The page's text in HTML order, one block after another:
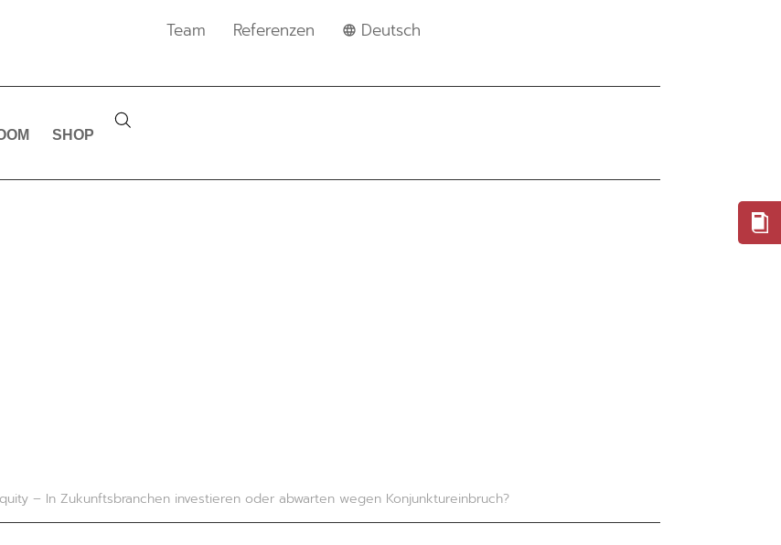
Team Referenzen Deutsch
SHOP
– In Zukunftsbranchen investieren oder abwarten wegen Konjunktureinbruch?